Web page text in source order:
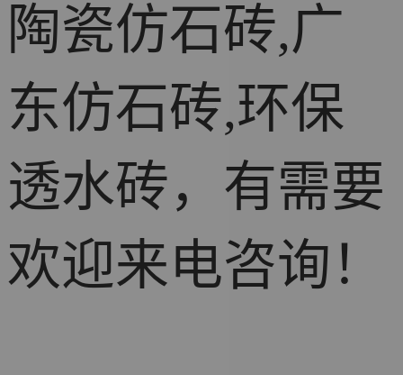
陶瓷仿石砖,广
东仿石砖,环保
透水砖，有需要
欢迎来电咨询！